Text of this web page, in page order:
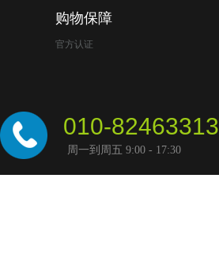
购物保障
官方认证
010-82463313
周一到周五 9:00 - 17:30